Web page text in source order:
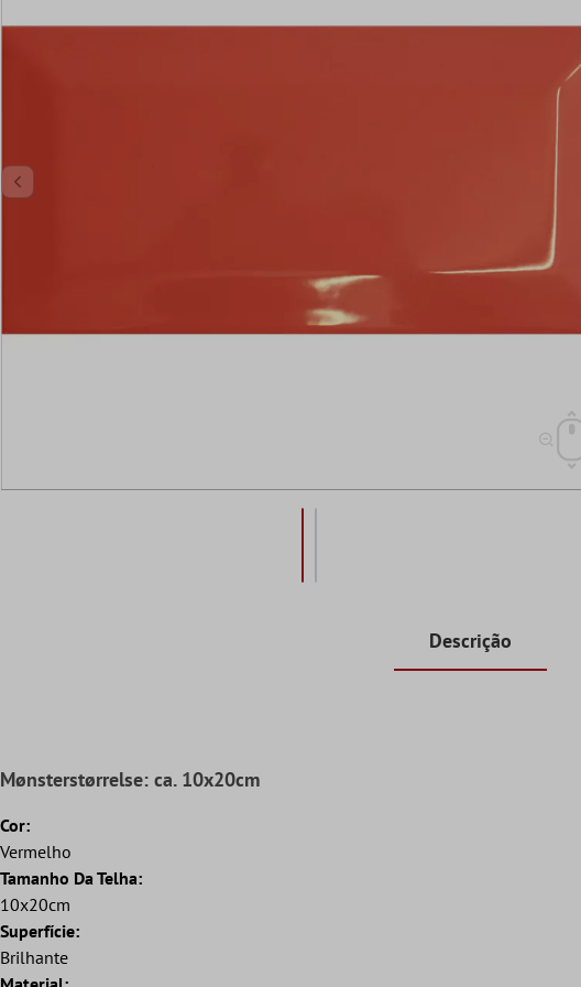
Descrição
Mønsterstørrelse: ca. 10x20cm
Cor:
Vermelho
Tamanho Da Telha:
10x20cm
Superfície:
Brilhante